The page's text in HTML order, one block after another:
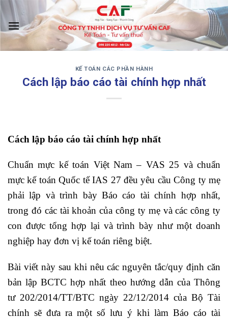
Skip
to
content
‹ ›
KẾ TOÁN CÁC PHẦN HÀNH
Cách lập báo cáo tài chính hợp nhất
Cách lập báo cáo tài chính hợp nhất
Chuẩn mực kế toán Việt Nam – VAS 25 và chuẩn
mực kế toán Quốc tế IAS 27 đều yêu cầu Công ty mẹ
phải lập và trình bày Báo cáo tài chính hợp nhất,
trong đó các tài khoản của công ty mẹ và các công ty
con được tổng hợp lại và trình bày như một doanh
nghiệp hay đơn vị kế toán riêng biệt.
Bài viết này sau khi nêu các nguyên tắc/quy định căn
bản lập BCTC hợp nhất theo hướng dẫn của Thông
tư 202/2014/TT/BTC ngày 22/12/2014 của Bộ Tài
chính sẽ đưa ra một số lưu ý khi làm Báo cáo tài